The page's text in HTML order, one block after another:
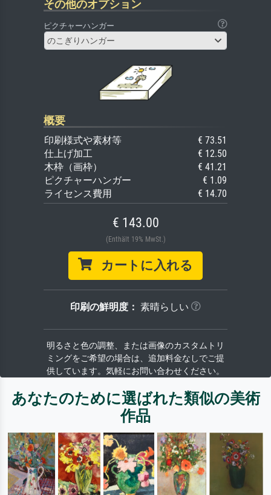
その他のオプション
ピクチャーハンガー
のこぎりハンガー
概要
印刷様式や素材等
€ 73.51
仕上げ加工
€ 12.50
木枠（画枠）
€ 41.21
ピクチャーハンガー
€ 1.09
ライセンス費用
€ 14.70
€ 143.00
(Enthält 19% MwSt.)
カートに入れる
印刷の鮮明度： 素晴らしい
明るさと色の調整、または画像のカスタムトリ
ミングをご希望の場合は、追加料金なしでご提
供しています。気軽にお問い合わせください。
あなたのために選ばれた類似の美術
作品